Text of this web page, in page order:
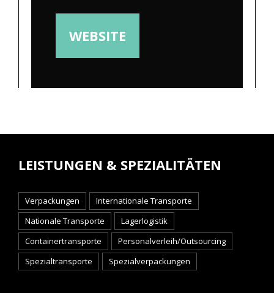
WEBSITE
LEISTUNGEN & SPEZIALITÄTEN
Verpackungen
Internationale Transporte
Nationale Transporte
Lagerlogistik
Containertransporte
Personalverleih/Outsourcing
Spezialtransporte
Spezialverpackungen